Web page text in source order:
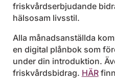
friskvårdserbjudande
hälsosam livsstil.
Alla månadsanställda
en digital plånbok som
under din introduktion.
friskvårdsbidrag. HÄR